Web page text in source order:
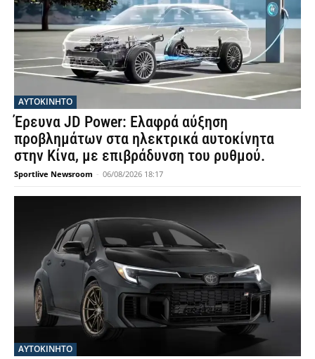
ΑΥΤΟΚΙΝΗΤΟ
Έρευνα JD Power: Ελαφρά αύξηση
προβλημάτων στα ηλεκτρικά αυτοκίνητα
στην Κίνα, με επιβράδυνση του ρυθμού.
Sportlive Newsroom - 06/08/2026 18:17
ΑΥΤΟΚΙΝΗΤΟ